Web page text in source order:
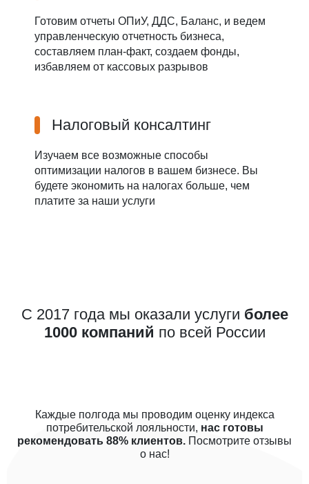
Готовим отчеты ОПиУ, ДДС, Баланс, и ведем
управленческую отчетность бизнеса,
составляем план-факт, создаем фонды,
избавляем от кассовых разрывов
Налоговый консалтинг
Изучаем все возможные способы
оптимизации налогов в вашем бизнесе. Вы
будете экономить на налогах больше, чем
платите за наши услуги
С 2017 года мы оказали услуги более
1000 компаний по всей России
Каждые полгода мы проводим оценку индекса
потребительской лояльности, нас готовы
рекомендовать 88% клиентов. Посмотрите отзывы
о нас!